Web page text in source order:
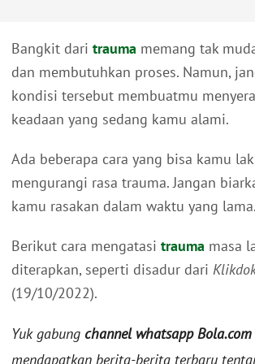
Bangkit dari trauma memang tak
dan membutuhkan proses. Namun,
kondisi tersebut membuatmu
keadaan yang sedang kamu alami.
Ada beberapa cara yang bisa kamu
mengurangi rasa trauma. Jangan
kamu rasakan dalam waktu yang lama.
Berikut cara mengatasi trauma masa
diterapkan, seperti disadur dari
(19/10/2022).
Yuk gabung channel whatsapp Bola.com
mendapatkan berita-berita terbaru